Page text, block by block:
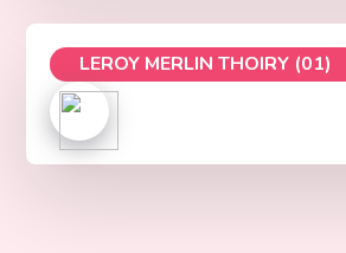
LEROY MERLIN THOIRY (01)